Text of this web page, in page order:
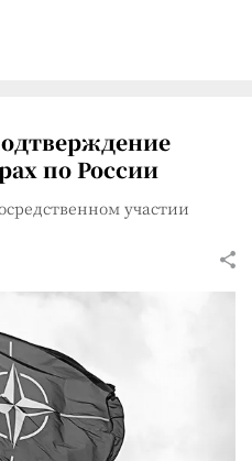
по России
участии